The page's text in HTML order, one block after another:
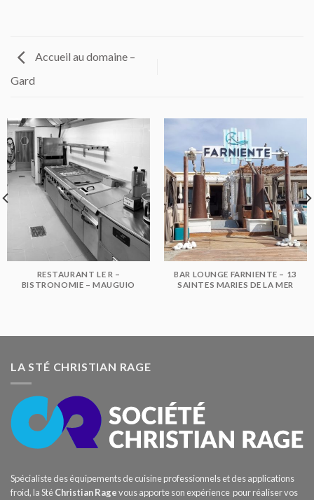
Accueil au domaine –
Gard
RESTAURANT LE R –
BISTRONOMIE – MAUGUIO
BAR LOUNGE FARNIENTE – 13
SAINTES MARIES DE LA MER
LA STÉ CHRISTIAN RAGE
Spécialiste des équipements de cuisine professionnels et des applications
froid, la StéChristian Ragevous apporte son expérience pour réaliser vos